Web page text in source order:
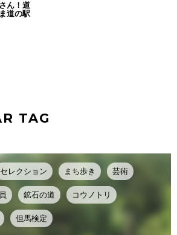
ん！道
道の駅
TAG
セレクション まち歩き 芸術
鉱石の道 コウノトリ
但馬検定